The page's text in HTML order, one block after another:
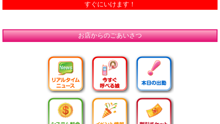
すぐにいけます！
お店からのごあいさつ